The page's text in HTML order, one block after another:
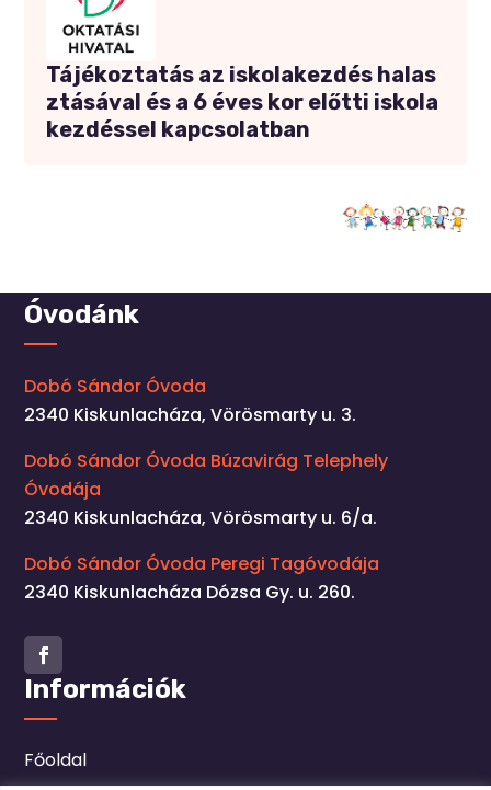
Tájékoztatás az iskolakezdés halas
ztásával és a 6 éves kor előtti iskola
kezdéssel kapcsolatban
Óvodánk
Dobó Sándor Óvoda
2340 Kiskunlacháza, Vörösmarty u. 3.
Dobó Sándor Óvoda Búzavirág Telephely
Óvodája
2340 Kiskunlacháza, Vörösmarty u. 6/a.
Dobó Sándor Óvoda Peregi Tagóvodája
2340 Kiskunlacháza Dózsa Gy. u. 260.
Facebook
Információk
Főoldal